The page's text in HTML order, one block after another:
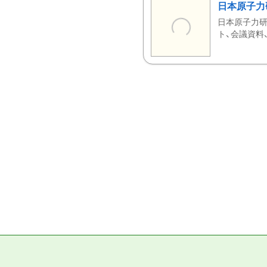
日本原子
日本原子力
ト、会議資